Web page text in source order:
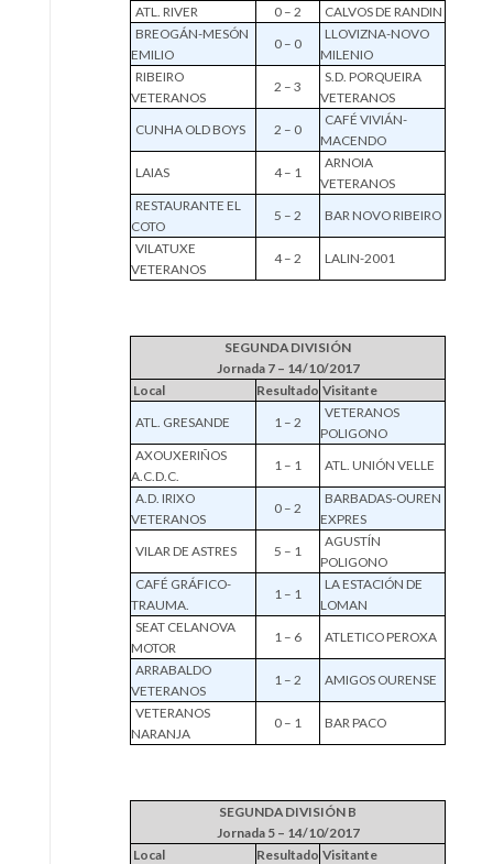
ATL. RIVER
0 – 2
CALVOS DE RANDIN
BREOGÁN-MESÓN
EMILIO
0 – 0
LLOVIZNA-NOVO
MILENIO
RIBEIRO
VETERANOS
2 – 3
S.D. PORQUEIRA
VETERANOS
CUNHA OLD BOYS
2 – 0
CAFÉ VIVIÁN-
MACENDO
LAIAS
4 – 1
ARNOIA
VETERANOS
RESTAURANTE EL
COTO
5 – 2
BAR NOVO RIBEIRO
VILATUXE
VETERANOS
4 – 2 LALIN-2001
SEGUNDA DIVISIÓN
Jornada 7 – 14/10/2017
Local
Resultado Visitante
ATL. GRESANDE
1 – 2
VETERANOS
POLIGONO
AXOUXERIÑOS
A.C.D.C.
1 – 1
ATL. UNIÓN VELLE
A.D. IRIXO
VETERANOS
0 – 2
BARBADAS-OUREN
EXPRES
VILAR DE ASTRES
5 – 1
AGUSTÍN
POLIGONO
CAFÉ GRÁFICO-
TRAUMA.
1 – 1
LA ESTACIÓN DE
LOMAN
SEAT CELANOVA
MOTOR
1 – 6
ATLETICO PEROXA
ARRABALDO
VETERANOS
1 – 2
AMIGOS OURENSE
VETERANOS
NARANJA
0 – 1 BAR PACO
SEGUNDA DIVISIÓN B
Jornada 5 – 14/10/2017
Local
Resultado Visitante